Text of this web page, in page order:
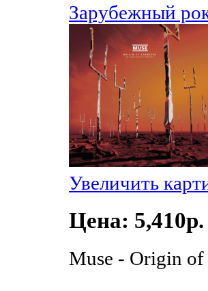
Зарубежный
Увеличить
Цена: 5,410p.
Muse - Origin